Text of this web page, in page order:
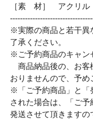
［素 材］ アクリル
※実際の商品と若干異
了承ください。
※ご予約商品のキャン
商品納品後の、お客
おりませんので、予め
※「ご予約商品」と「
された場合は、「ご
発送させて頂きますの